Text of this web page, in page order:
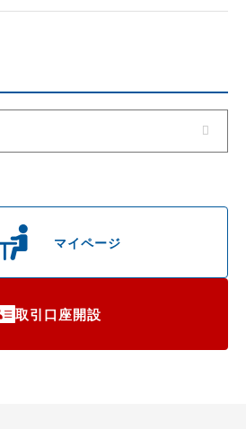
マイページ
取引口座開設